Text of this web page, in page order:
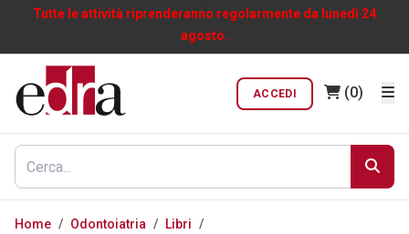
Tutte le attività riprenderanno regolarmente da lunedì 24
agosto.
ACCEDI (0)
Home / Odontoiatria / Libri /